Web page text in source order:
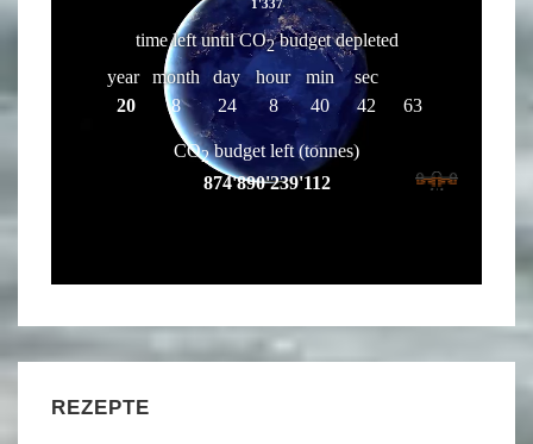
REZEPTE